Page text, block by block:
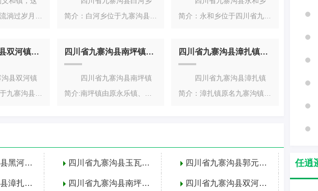
淌过岁月的
简介：白河乡位于九寨沟县西
家、罗依两乡，
简介：永和乡位于四川省九寨
心磨河坝，距
四川省九寨沟县双河镇简介
县双河镇
九寨沟县东
四川省九寨沟县南坪镇简介
四川省九寨沟县南坪镇
简介:南坪镇由原永乐镇、永
四川省九寨沟县漳扎镇简介
四川省九寨沟县漳扎镇
简介：漳扎镇原名九寨沟镇，
四川省九寨沟县黑河镇简介 四川省九寨沟县玉瓦乡简介 四川省九寨沟县郭元乡简介
四川省九寨沟县漳扎镇简介 四川省九寨沟县南坪镇简介 四川省九寨沟县双河镇简介
任逍